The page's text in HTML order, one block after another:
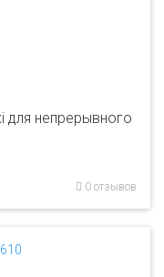
для непрерывного
0 отзывов